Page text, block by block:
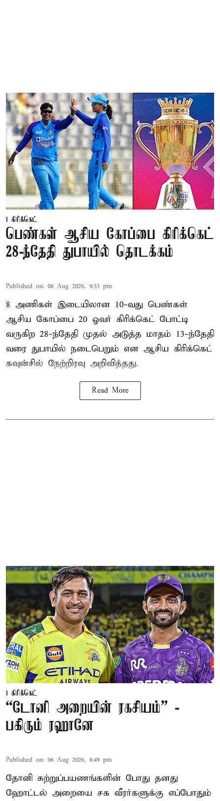
கிரிக்கெட்
பெண்கள் ஆசிய கோப்பை கிரிக்கெட்
28-ந்தேதி துபாயில் தொடக்கம்
Published on: 06 Aug 2026, 9:33 pm
8 அணிகள் இடையிலான 10-வது பெண்கள்
ஆசிய கோப்பை 20 ஓவர் கிரிக்கெட் போட்டி
வருகிற 28-ந்தேதி முதல் அடுத்த மாதம் 13-ந்தேதி
வரை துபாயில் நடைபெறும் என ஆசிய கிரிக்கெட்
கவுன்சில் நேற்றிரவு அறிவித்தது.
Read More
கிரிக்கெட்
“டோனி அறையின் ரகசியம்” -
பகிரும் ரஹானே
Published on: 06 Aug 2026, 8:49 pm
தோனி சுற்றுப்பயணங்களின் போது தனது
ஹோட்டல் அறையை சக வீரர்களுக்கு எப்போதும்